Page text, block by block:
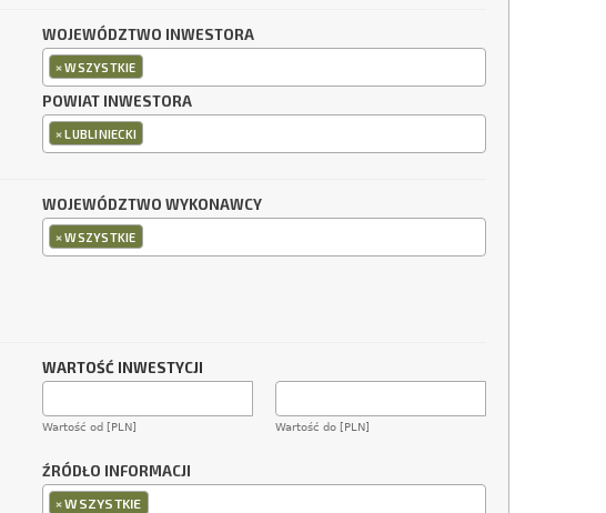
WOJEWÓDZTWO INWESTORA
×WSZYSTKIE
POWIAT INWESTORA
×LUBLINIECKI
WOJEWÓDZTWO WYKONAWCY
×WSZYSTKIE
WARTOŚĆ INWESTYCJI
Wartość od [PLN] Wartość do [PLN]
ŹRÓDŁO INFORMACJI
×WSZYSTKIE